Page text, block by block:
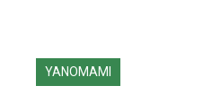
EDIÇÕES ANTERIORES
YANOMAMI